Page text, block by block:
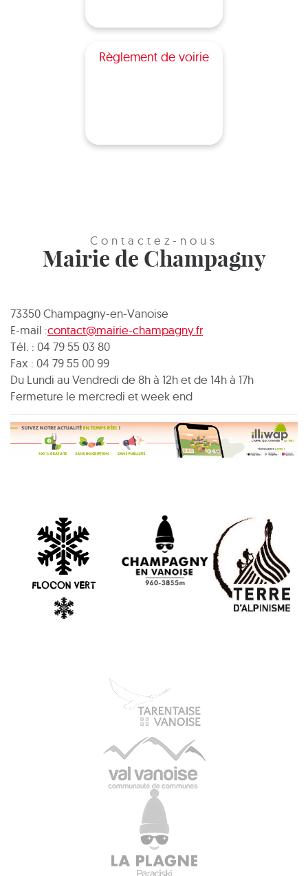
Règlement de voirie
Contactez-nous
Mairie de Champagny
73350 Champagny-en-Vanoise
E-mail :contact@mairie-champagny.fr
Tél. : 04 79 55 03 80
Fax : 04 79 55 00 99
Du Lundi au Vendredi de 8h à 12h et de 14h à 17h
Fermeture le mercredi et week end